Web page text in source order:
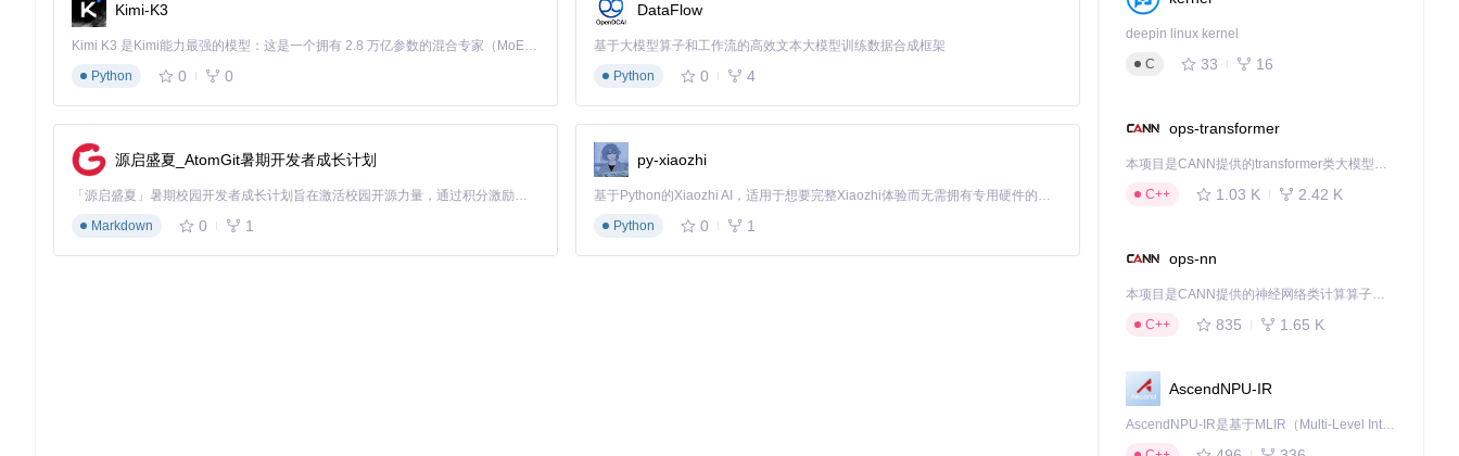
：
预编译资产：
团队版部署
标准部署流：
Kimi-K3
Kimi K3 是Kimi能力最强的模型：这是一个拥有 2.8 万亿参数的混合专家（MoE）模型，具备原生视觉理解能力，并支持 100 万 token 的上下文窗口。
Python
0 0
DataFlow
基于大模型算子和工作流的高效文本大模型训练数据合成框架
Python
0 4
源启盛夏_AtomGit暑期开发者成长计划
「源启盛夏」暑期校园开发者成长计划旨在激活校园开源力量，通过积分激励、认证扶持、资源倾斜等形式，引导高校组织和开发者完成「入驻 — 建项目 — 做贡献 — 获认证 — 得资源」的完整闭环。无论你是想带领社团入驻平台的组织者，还是希望用代码贡献证明自己的开发者，都能在这里找到属于你的成长路径。
Markdown
0 1
py-xiaozhi
基于Python的Xiaozhi AI，适用于想要完整Xiaozhi体验而无需拥有专用硬件的用户。
Python
0 1
deepin linux kernel
C
33 16
ops-transformer
本项目是CANN提供的transformer类大模型算子库，实现网络在NPU上加速计算。
C++
1.03 K 2.42 K
ops-nn
本项目是CANN提供的神经网络类计算算子库，实现网络在NPU上加速计算。
C++
835 1.65 K
AscendNPU-IR
AscendNPU-IR是基于MLIR（Multi-Level Intermediate Representation）构建的，面向昇腾亲和算子编译时使用的中间表示，提供昇腾完备表达能力，通过编译优化提升昇腾AI处理器计算效率，支持通过生态框架使能昇腾AI处理器与深度调优